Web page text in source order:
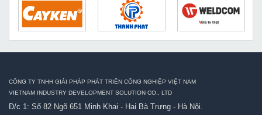
CÔNG TY TNHH GIẢI PHÁP PHÁT TRIỂN CÔNG NGHIỆP VIỆT NAM
VIETNAM INDUSTRY DEVELOPMENT SOLUTION CO., LTD
Đ/c 1: Số 82 Ngõ 651 Minh Khai - Hai Bà Trưng - Hà Nội.